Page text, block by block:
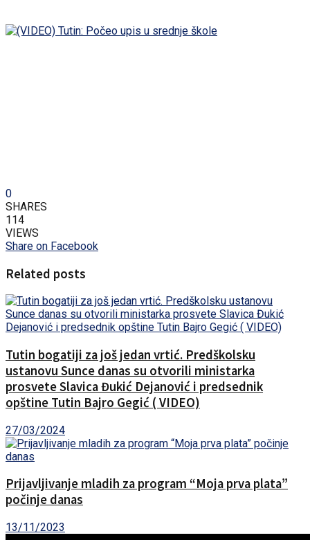
0
SHARES
114
VIEWS
Share on Facebook
Related posts
Tutin bogatiji za još jedan vrtić. Predškolsku
ustanovu Sunce danas su otvorili ministarka
prosvete Slavica Đukić Dejanović i predsednik
opštine Tutin Bajro Gegić ( VIDEO)
27/03/2024
Prijavljivanje mladih za program “Moja prva plata”
počinje danas
13/11/2023